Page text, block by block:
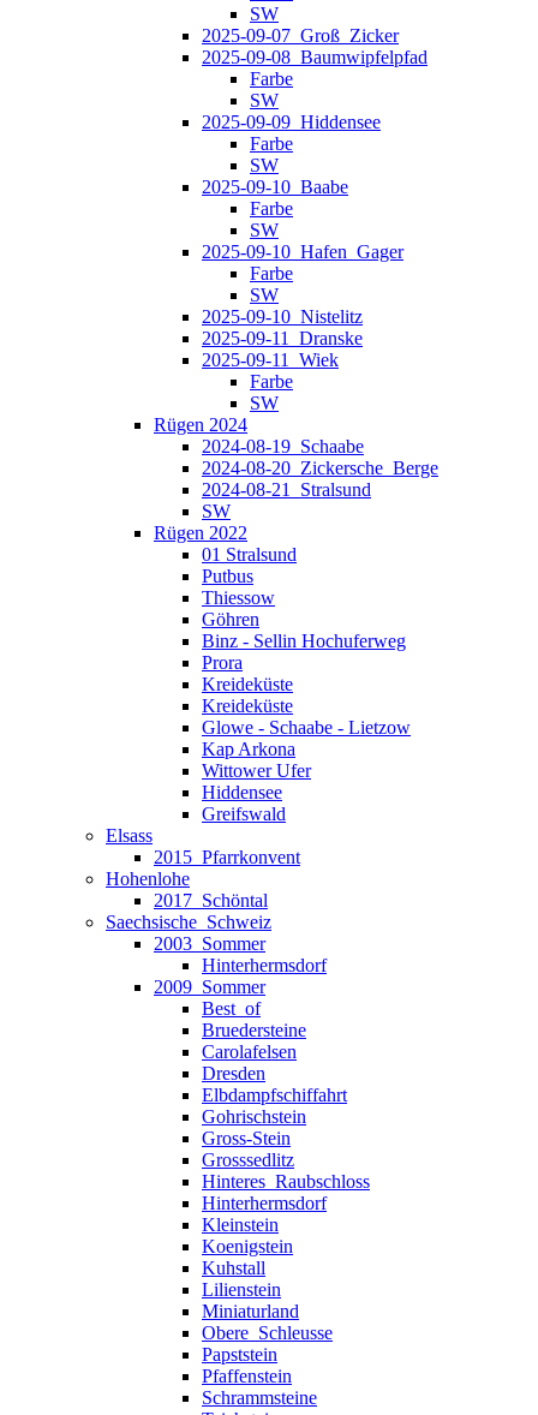
SW
2025-09-07_Groß_Zicker
2025-09-08_Baumwipfelpfad
Farbe
SW
2025-09-09_Hiddensee
Farbe
SW
2025-09-10_Baabe
Farbe
SW
2025-09-10_Hafen_Gager
Farbe
SW
2025-09-10_Nistelitz
2025-09-11_Dranske
2025-09-11_Wiek
Farbe
SW
Rügen 2024
2024-08-19_Schaabe
2024-08-20_Zickersche_Berge
2024-08-21_Stralsund
SW
Rügen 2022
01 Stralsund
Putbus
Thiessow
Göhren
Binz - Sellin Hochuferweg
Prora
Kreideküste
Kreideküste
Glowe - Schaabe - Lietzow
Kap Arkona
Wittower Ufer
Hiddensee
Greifswald
Elsass
2015_Pfarrkonvent
Hohenlohe
2017_Schöntal
Saechsische_Schweiz
2003_Sommer
Hinterhermsdorf
2009_Sommer
Best_of
Bruedersteine
Carolafelsen
Dresden
Elbdampfschiffahrt
Gohrischstein
Gross-Stein
Grosssedlitz
Hinteres_Raubschloss
Hinterhermsdorf
Kleinstein
Koenigstein
Kuhstall
Lilienstein
Miniaturland
Obere_Schleusse
Papststein
Pfaffenstein
Schrammsteine